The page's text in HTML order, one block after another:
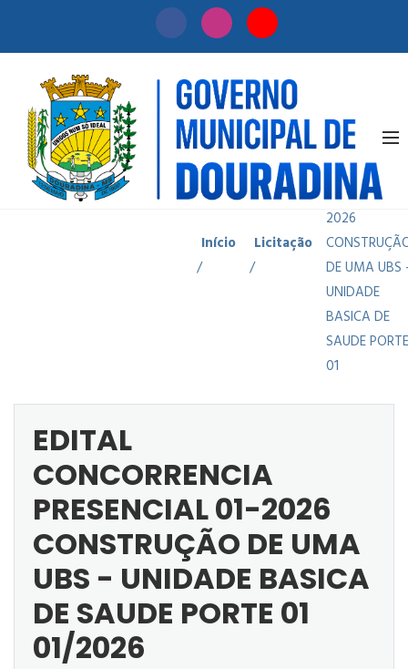
Início
/
Licitação
/
EDITAL
PRESENCIAL
2026
DE UMA UBS
UNIDADE
BASICA DE
SAUDE PORTE
01
EDITAL
CONCORRENCIA
PRESENCIAL 01-2026
CONSTRUÇÃO DE UMA
UBS - UNIDADE BASICA
DE SAUDE PORTE 01
01/2026